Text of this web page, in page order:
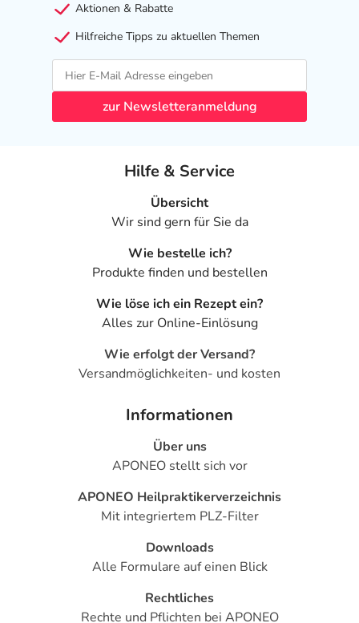
Aktionen & Rabatte
Hilfreiche Tipps zu aktuellen Themen
zur Newsletteranmeldung
Hilfe & Service
Übersicht
Wir sind gern für Sie da
Wie bestelle ich?
Produkte finden und bestellen
Wie löse ich ein Rezept ein?
Alles zur Online-Einlösung
Wie erfolgt der Versand?
Versandmöglichkeiten- und kosten
Informationen
Über uns
APONEO stellt sich vor
APONEO Heilpraktikerverzeichnis
Mit integriertem PLZ-Filter
Downloads
Alle Formulare auf einen Blick
Rechtliches
Rechte und Pflichten bei APONEO